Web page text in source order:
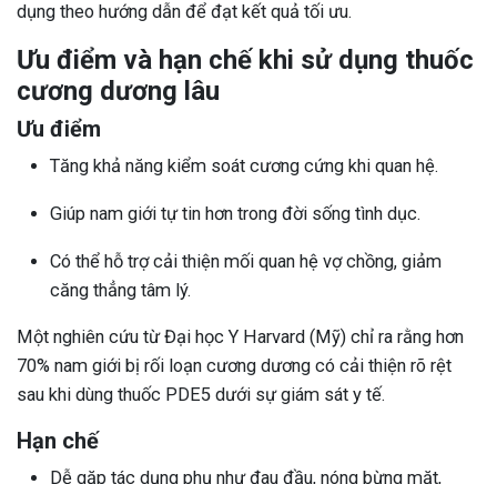
dụng theo hướng dẫn để đạt kết quả tối ưu.
Ưu điểm và hạn chế khi sử dụng thuốc
cương dương lâu
Ưu điểm
Tăng khả năng kiểm soát cương cứng khi quan hệ.
Giúp nam giới tự tin hơn trong đời sống tình dục.
Có thể hỗ trợ cải thiện mối quan hệ vợ chồng, giảm
căng thẳng tâm lý.
Một nghiên cứu từ Đại học Y Harvard (Mỹ) chỉ ra rằng hơn
70% nam giới bị rối loạn cương dương có cải thiện rõ rệt
sau khi dùng thuốc PDE5 dưới sự giám sát y tế.
Hạn chế
Dễ gặp tác dụng phụ như đau đầu, nóng bừng mặt,